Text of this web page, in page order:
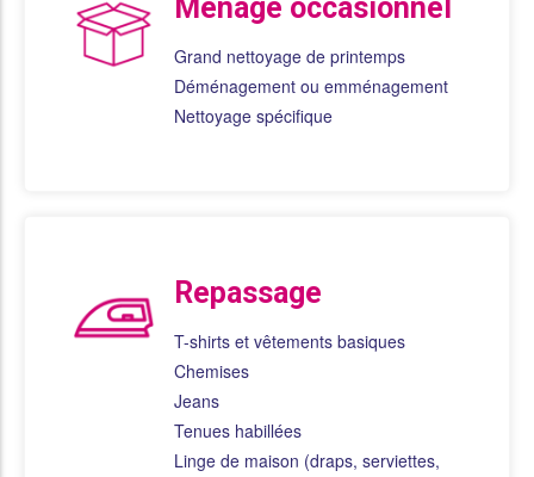
Ménage occasionnel
Grand nettoyage de printemps
Déménagement ou emménagement
Nettoyage spécifique
Repassage
T-shirts et vêtements basiques
Chemises
Jeans
Tenues habillées
Linge de maison (draps, serviettes,